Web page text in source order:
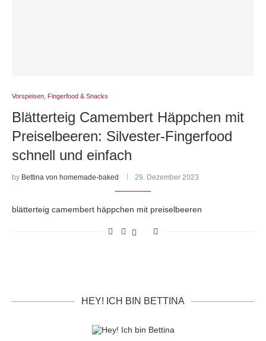
Vorspeisen, Fingerfood & Snacks
Blätterteig Camembert Häppchen mit
Preiselbeeren: Silvester-Fingerfood
schnell und einfach
by Bettina von homemade-baked 29. Dezember 2023
blätterteig camembert häppchen mit preiselbeeren
HEY! ICH BIN BETTINA